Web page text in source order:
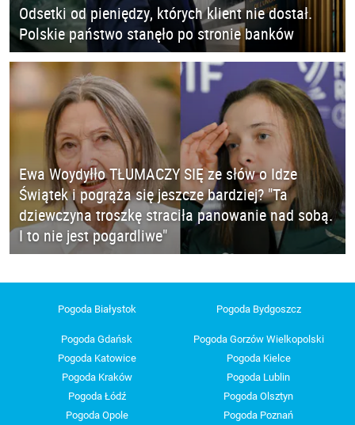
Odsetki od pieniędzy, których klient nie dostał.
Polskie państwo stanęło po stronie banków
Ewa Woydyłło TŁUMACZY SIĘ ze słów o Idze
Świątek i pogrąża się jeszcze bardziej? "Ta
dziewczyna troszkę straciła panowanie nad sobą.
I to nie jest pogardliwe"
Pogoda Białystok Pogoda Bydgoszcz
Pogoda Gdańsk
Pogoda Gorzów Wielkopolski
Pogoda Katowice
Pogoda Kielce
Pogoda Kraków
Pogoda Lublin
Pogoda Łódź
Pogoda Olsztyn
Pogoda Opole
Pogoda Poznań